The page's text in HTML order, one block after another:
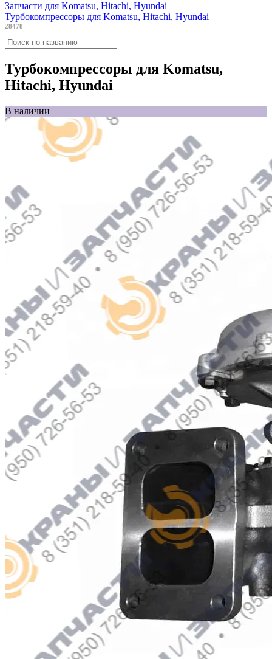
Запчасти для Komatsu, Hitachi, Hyundai
Турбокомпрессоры для Komatsu, Hitachi, Hyundai
28478
Турбокомпрессоры для Komatsu,
Hitachi, Hyundai
В наличии